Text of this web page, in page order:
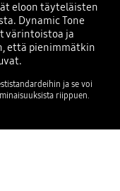
eloon täyteläisten
Dynamic Tone
värintoistoa ja
että pienimmätkin
ja se voi
riippuen.
HDR 10+